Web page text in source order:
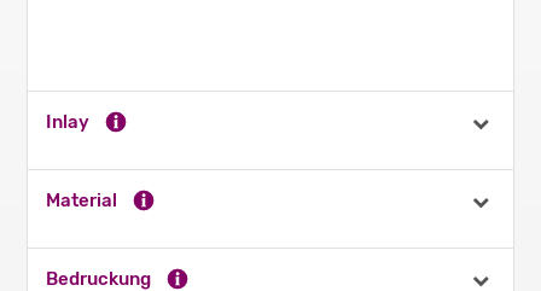
Inlay
Material
Bedruckung